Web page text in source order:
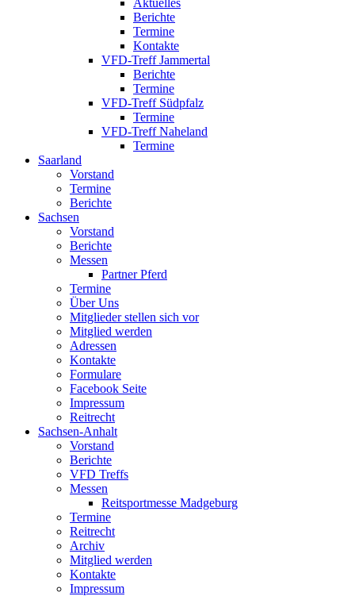
Aktuelles
Berichte
Termine
Kontakte
VFD-Treff Jammertal
Berichte
Termine
VFD-Treff Südpfalz
Termine
VFD-Treff Naheland
Termine
Saarland
Vorstand
Termine
Berichte
Sachsen
Vorstand
Berichte
Messen
Partner Pferd
Termine
Über Uns
Mitglieder stellen sich vor
Mitglied werden
Adressen
Kontakte
Formulare
Facebook Seite
Impressum
Reitrecht
Sachsen-Anhalt
Vorstand
Berichte
VFD Treffs
Messen
Reitsportmesse Madgeburg
Termine
Reitrecht
Archiv
Mitglied werden
Kontakte
Impressum